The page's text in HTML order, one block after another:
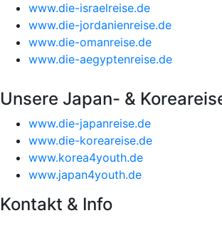
www.die-israelreise.de
www.die-jordanienreise.de
www.die-omanreise.de
www.die-aegyptenreise.de
Unsere Japan- &
www.die-japanreise.de
www.die-koreareise.de
www.korea4youth.de
www.japan4youth.de
Kontakt & Info